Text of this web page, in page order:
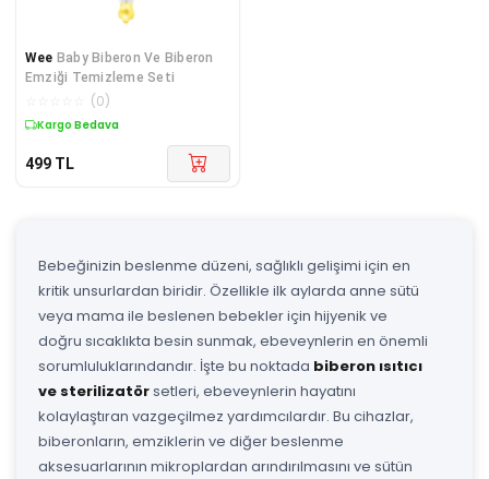
Wee Baby Biberon Ve Biberon
Emziği Temizleme Seti
(0)
Kargo Bedava
499 TL
Bebeğinizin beslenme düzeni, sağlıklı gelişimi için en
kritik unsurlardan biridir. Özellikle ilk aylarda anne sütü
veya mama ile beslenen bebekler için hijyenik ve
doğru sıcaklıkta besin sunmak, ebeveynlerin en önemli
sorumluluklarındandır. İşte bu noktada biberon ısıtıcı
ve sterilizatörsetleri, ebeveynlerin hayatını
kolaylaştıran vazgeçilmez yardımcılardır. Bu cihazlar,
biberonların, emziklerin ve diğer beslenme
aksesuarlarının mikroplardan arındırılmasını ve sütün